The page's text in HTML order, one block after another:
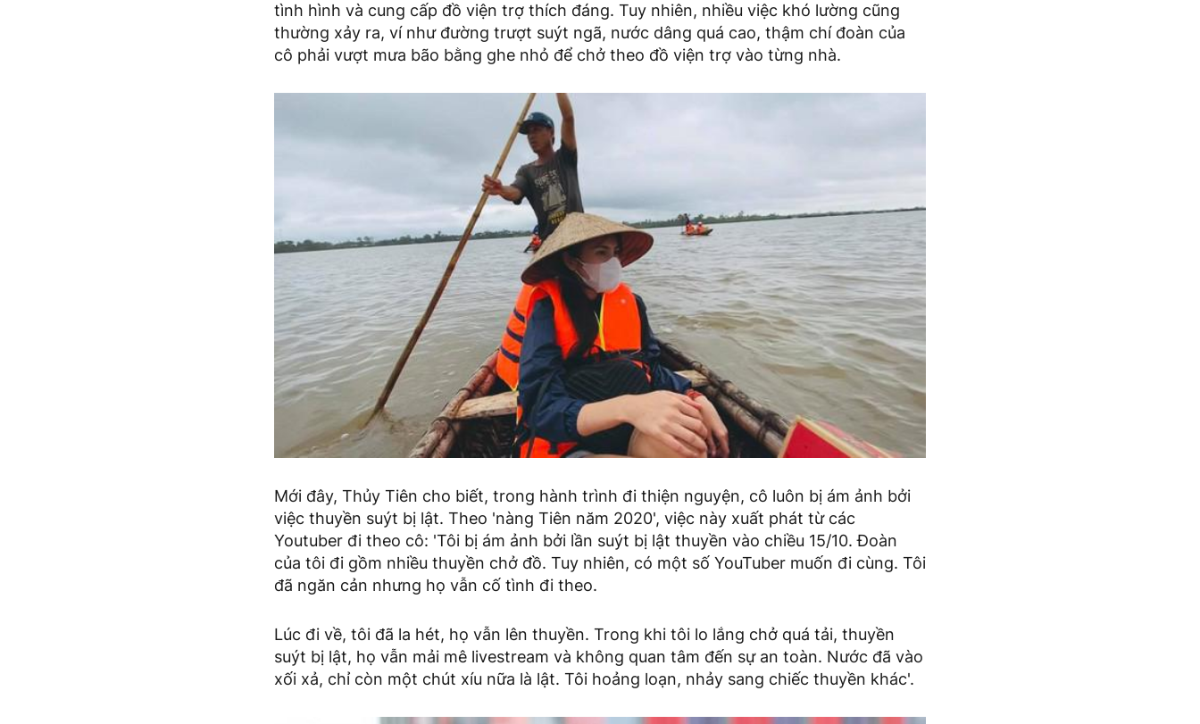
tình hình và cung cấp đồ viện trợ thích đáng. Tuy nhiên, nhiều việc khó lường cũng
thường xảy ra, ví như đường trượt suýt ngã, nước dâng quá cao, thậm chí đoàn của
cô phải vượt mưa bão bằng ghe nhỏ để chở theo đồ viện trợ vào từng nhà.
Mới đây, Thủy Tiên cho biết, trong hành trình đi thiện nguyện, cô luôn bị ám ảnh bởi
việc thuyền suýt bị lật. Theo 'nàng Tiên năm 2020', việc này xuất phát từ các
Youtuber đi theo cô: 'Tôi bị ám ảnh bởi lần suýt bị lật thuyền vào chiều 15/10. Đoàn
của tôi đi gồm nhiều thuyền chở đồ. Tuy nhiên, có một số YouTuber muốn đi cùng. Tôi
đã ngăn cản nhưng họ vẫn cố tình đi theo.
Lúc đi về, tôi đã la hét, họ vẫn lên thuyền. Trong khi tôi lo lắng chở quá tải, thuyền
suýt bị lật, họ vẫn mải mê livestream và không quan tâm đến sự an toàn. Nước đã vào
xối xả, chỉ còn một chút xíu nữa là lật. Tôi hoảng loạn, nhảy sang chiếc thuyền khác'.